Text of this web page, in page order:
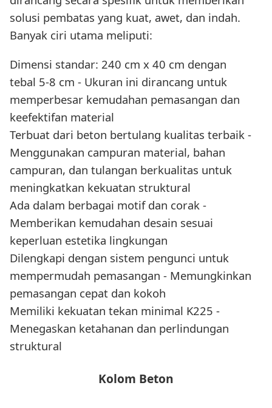
solusi pembatas yang kuat, awet, dan indah.
Banyak ciri utama meliputi:
Dimensi standar: 240 cm x 40 cm dengan
tebal 5-8 cm - Ukuran ini dirancang untuk
memperbesar kemudahan pemasangan dan
keefektifan material
Terbuat dari beton bertulang kualitas terbaik -
Menggunakan campuran material, bahan
campuran, dan tulangan berkualitas untuk
meningkatkan kekuatan struktural
Ada dalam berbagai motif dan corak -
Memberikan kemudahan desain sesuai
keperluan estetika lingkungan
Dilengkapi dengan sistem pengunci untuk
mempermudah pemasangan - Memungkinkan
pemasangan cepat dan kokoh
Memiliki kekuatan tekan minimal K225 -
Menegaskan ketahanan dan perlindungan
struktural
Kolom Beton